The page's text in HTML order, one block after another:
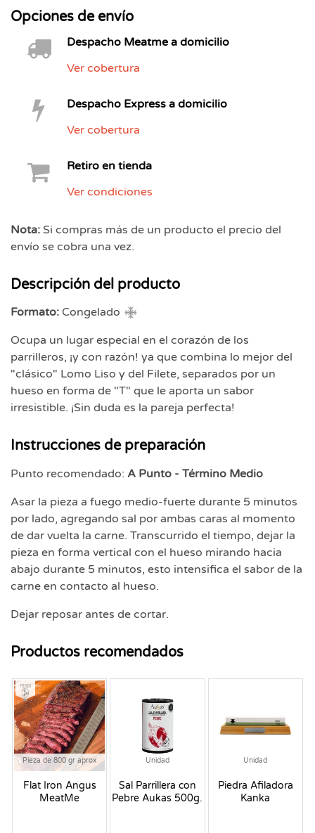
Opciones de envío
Despacho Meatme a domicilio
Ver cobertura
Despacho Express a domicilio
Ver cobertura
Retiro en tienda
Ver condiciones
Nota: Si compras más de un producto el precio del
envío se cobra una vez.
Descripción del producto
Formato: Congelado
Ocupa un lugar especial en el corazón de los
parrilleros, ¡y con razón! ya que combina lo mejor del
"clásico" Lomo Liso y del Filete, separados por un
hueso en forma de "T" que le aporta un sabor
irresistible. ¡Sin duda es la pareja perfecta!
Instrucciones de preparación
Punto recomendado: A Punto - Término Medio
Asar la pieza a fuego medio-fuerte durante 5 minutos
por lado, agregando sal por ambas caras al momento
de dar vuelta la carne. Transcurrido el tiempo, dejar la
pieza en forma vertical con el hueso mirando hacia
abajo durante 5 minutos, esto intensifica el sabor de la
carne en contacto al hueso.
Dejar reposar antes de cortar.
Productos recomendados
Pieza de 800 gr aprox
Flat Iron Angus
MeatMe
Fresco
Unidad
Sal Parrillera con
Pebre Aukas 500g.
Unidad
Piedra Afiladora
Kanka